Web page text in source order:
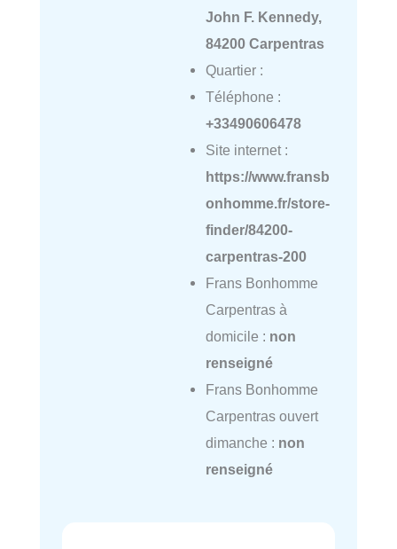
John F. Kennedy,
84200 Carpentras
Quartier :
Téléphone :
+33490606478
Site internet :
https://www.fransb
onhomme.fr/store-
finder/84200-
carpentras-200
Frans Bonhomme
Carpentras à
domicile : non
renseigné
Frans Bonhomme
Carpentras ouvert
dimanche : non
renseigné